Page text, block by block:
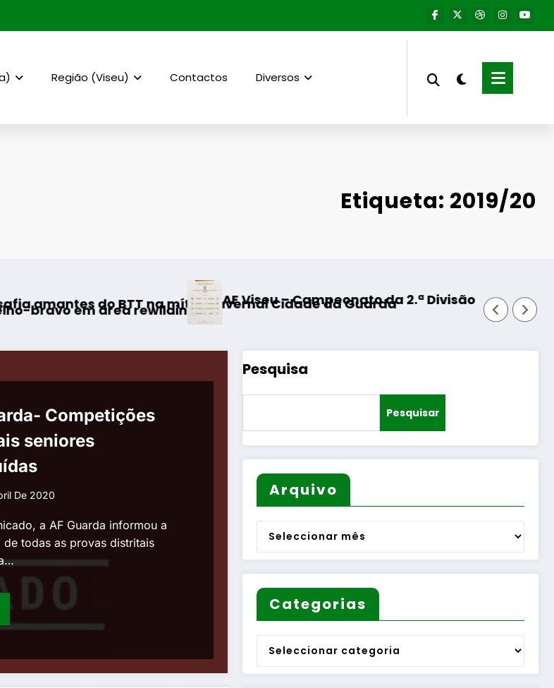
Região (Viseu) Contactos Diversos
Etiqueta: 2019/20
Invernal Cidade da Guarda
AF Viseu – Campeonato da 2.ª Divisão Distrital – ISOJOFER sorteado
Fornos de Algodres – Momento
Competições
seniores
De 2020
a AF Guarda informou a
de todas as provas distritais
Pesquisa
Pesquisar
Arquivo
Arquivo
Categorias
Categorias